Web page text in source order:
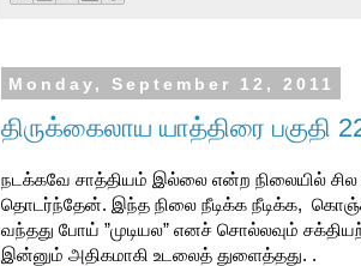
Monday, September 12, 2011
திருக்கைலாய யாத்திரை பகுதி
நடக்கவே சாத்தியம் இல்லை என்ற நிலையில் சில
தொடர்ந்தேன். இந்த நிலை நீடிக்க நீடிக்க,
வந்தது போய் ”முடியல” எனச் சொல்லவும்
இன்னும் அதிகமாகி உடலைத் துளைத்தது. .